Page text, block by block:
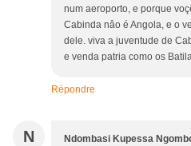
num aeroporto, e porque
Cabinda nâo é Angola, e o
dele. viva a juventude de
e venda patria como os
Répondre
N Ndombasi Kupessa